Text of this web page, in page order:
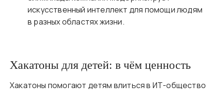
искусственный интеллект для помощи людям
в разных областях жизни.
Хакатоны для детей: в чём ценность
Хакатоны помогают детям влиться в ИТ-общество